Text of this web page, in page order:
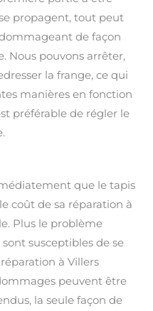
propagent, tout peut
de façon
Nous pouvons arrêter,
la frange, ce qui
manières en fonction
préférable de régler le
que le tapis
coût de sa réparation à
Plus le problème
susceptibles de se
à Villers
peuvent être
la seule façon de